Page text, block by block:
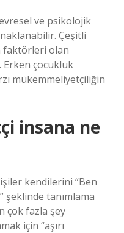
ve psikolojik
Çeşitli
faktörleri olan
Erken çocukluk
mükemmeliyetçiliğin
insana ne
kendilerini “Ben
şeklinde tanımlama
çok fazla şey
için “aşırı